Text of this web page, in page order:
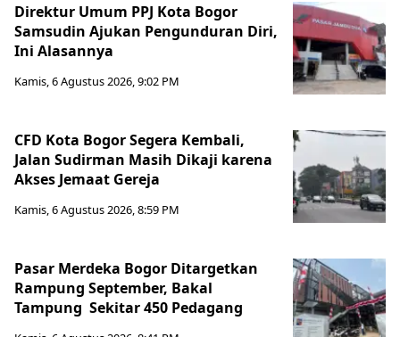
Direktur Umum PPJ Kota Bogor
Samsudin Ajukan Pengunduran Diri,
Ini Alasannya
Kamis, 6 Agustus 2026, 9:02 PM
CFD Kota Bogor Segera Kembali,
Jalan Sudirman Masih Dikaji karena
Akses Jemaat Gereja
Kamis, 6 Agustus 2026, 8:59 PM
Pasar Merdeka Bogor Ditargetkan
Rampung September, Bakal
Tampung Sekitar 450 Pedagang